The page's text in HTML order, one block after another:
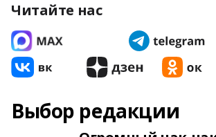
Читайте нас
Выбор редакции